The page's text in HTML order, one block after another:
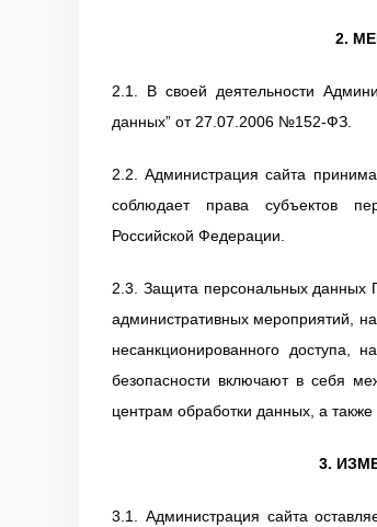
2.
2.1. В своей деятельности
данных” от 27.07.2006 №152-ФЗ.
2.2. Администрация сайта
соблюдает права субъектов
Российской Федерации.
2.3. Защита персональных данных
административных мероприятий,
несанкционированного доступа,
безопасности включают в себя
центрам обработки данных, а
3.
3.1. Администрация сайта